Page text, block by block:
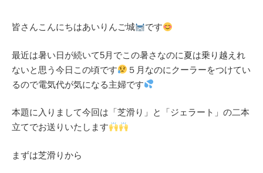
皆さんこんにちはあいりんご城 です
最近は暑い日が続いて5月でこの暑さなのに夏は乗り越えれ
ないと思う今日この頃です
５月なのにクーラーをつけてい
るので電気代が気になる主婦です
本題に入りまして今回は「芝滑り」と「ジェラート」の二本
立てでお送りいたします
まずは芝滑りから